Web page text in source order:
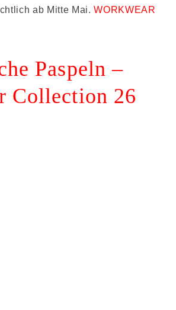
ab Mitte Mai.WORKWEAR
Paspeln –
Collection 26